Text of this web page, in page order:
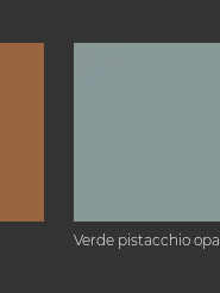
Verde pistacchio